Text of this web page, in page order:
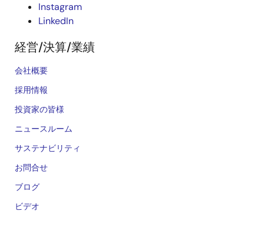
Instagram
LinkedIn
経営/決算/業績
会社概要
採用情報
投資家の皆様
ニュースルーム
サステナビリティ
お問合せ
ブログ
ビデオ